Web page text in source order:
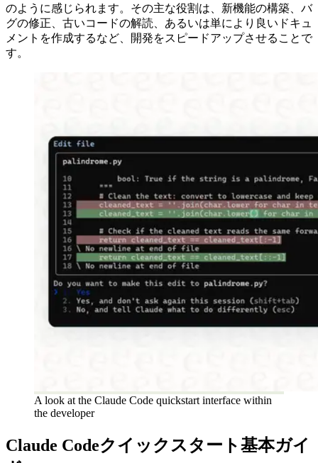
のように感じられます。その主な役割は、新機能の構築、バ
グの修正、古いコードの解読、あるいは単により良いドキュ
メントを作成するなど、開発をスピードアップさせることで
す。
A look at the Claude Code quickstart interface within
the developer
Claude Codeクイックスタート基本ガイ